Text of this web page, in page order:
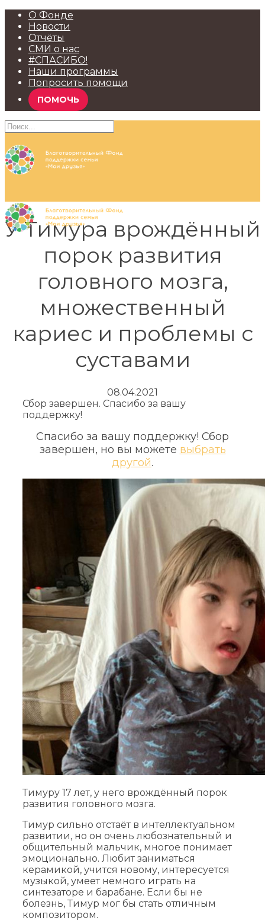
О Фонде
Новости
Отчёты
СМИ о нас
#СПАСИБО!
Наши программы
Попросить помощи
ПОМОЧЬ
У Тимура врождённый
порок развития
головного мозга,
множественный
кариес и проблемы с
суставами
08.04.2021
Сбор завершен. Спасибо за вашу
поддержку!
Спасибо за вашу поддержку! Сбор
завершен, но вы можете выбрать
другой.
Тимуру 17 лет, у него врождённый порок
развития головного мозга.
Тимур сильно отстаёт в интеллектуальном
развитии, но он очень любознательный и
общительный мальчик, многое понимает
эмоционально. Любит заниматься
керамикой, учится новому, интересуется
музыкой, умеет немного играть на
синтезаторе и барабане. Если бы не
болезнь, Тимур мог бы стать отличным
композитором.